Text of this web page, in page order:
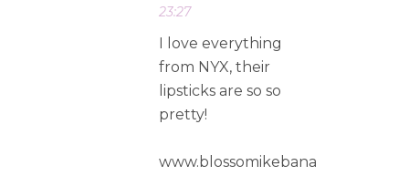
23:27
I love everything
from NYX, their
lipsticks are so so
pretty!
www.blossomikebana